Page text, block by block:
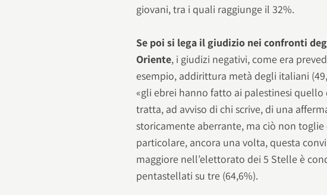
giovani, tra i quali raggiunge il 32%.
Se poi si lega il giudizio nei confronti
Oriente, i giudizi negativi, come era
esempio, addirittura metà degli italiani
«gli ebrei hanno fatto ai palestinesi
tratta, ad avviso di chi scrive, di una
storicamente aberrante, ma ciò non
particolare, ancora una volta, questa
maggiore nell’elettorato dei 5 Stelle è
pentastellati su tre (64,6%).